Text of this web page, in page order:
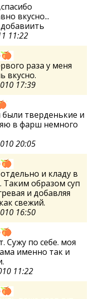
вкусно...
11:22
раза у меня
вкусно.
17:39
тверденькие и
в фарш немного
20:05
и кладу в
Таким образом суп
и добавляя
свежий.
16:50
Сужу по себе. моя
именно так и
11:22